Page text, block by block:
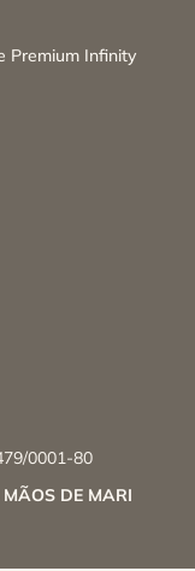
Premium Infinity
0001-80
DE MARI